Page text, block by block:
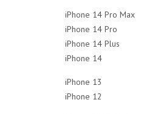
Чехлы
Чехлы
Чехлы
Чехлы
iPhone 14 Pro Max
128Gb
256Gb
512Gb
Чехлы
iPhone 14 Pro
128Gb
256Gb
iPhone 14 Plus
128Gb
iPhone 14
iPhone 13
128Gb
iPhone 12